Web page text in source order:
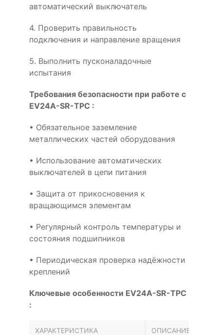
автоматический выключатель
4. Проверить правильность
подключения и направление вращения
5. Выполнить пусконаладочные
испытания
Требования безопасности при работе с
EV24A-SR-TPC :
• Обязательное заземление
металлических частей оборудования
• Использование автоматических
выключателей в цепи питания
• Защита от прикосновения к
вращающимся элементам
• Регулярный контроль температуры и
состояния подшипников
• Периодическая проверка надёжности
креплений
Ключевые особенности EV24A-SR-TPC
:
ХАРАКТЕРИСТИКА ОПИСАНИЕ